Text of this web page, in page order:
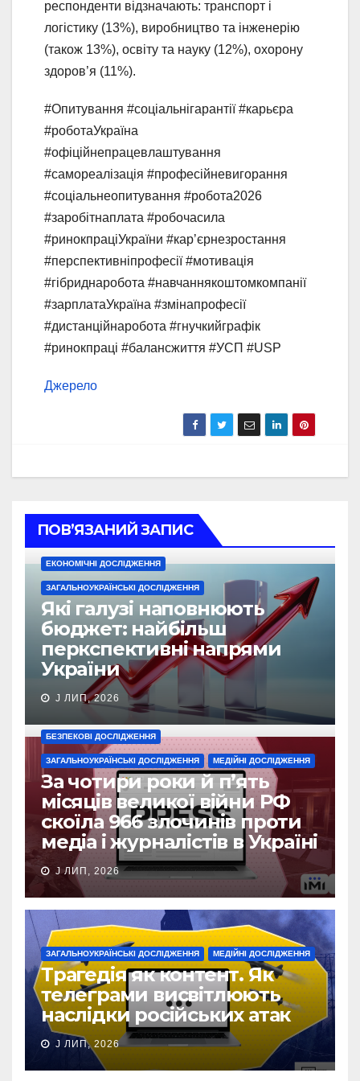
респонденти відзначають: транспорт і
логістику (13%), виробництво та інженерію
(також 13%), освіту та науку (12%), охорону
здоров’я (11%).
#Опитування #соціальнігарантії #карьєра
#роботаУкраїна
#офіційнепрацевлаштування
#самореалізація #професійневигорання
#соціальнеопитування #робота2026
#заробітнаплата #робочасила
#ринокпраціУкраїни #карʼєрнезростання
#перспективніпрофесії #мотивація
#гібриднаробота #навчаннякоштомкомпанії
#зарплатаУкраїна #змінапрофесії
#дистанційнаробота #гнучкийграфік
#ринокпраці #балансжиття #УСП #USP
Джерело
ПОВ’ЯЗАНИЙ ЗАПИС
ЕКОНОМІЧНІ ДОСЛІДЖЕННЯ
ЗАГАЛЬНОУКРАЇНСЬКІ ДОСЛІДЖЕННЯ
Які галузі наповнюють
бюджет: найбільш
перкспективні напрями
України
J ЛИП, 2026
БЕЗПЕКОВІ ДОСЛІДЖЕННЯ
ЗАГАЛЬНОУКРАЇНСЬКІ ДОСЛІДЖЕННЯ МЕДІЙНІ ДОСЛІДЖЕННЯ
За чотири роки й п’ять
місяців великої війни РФ
скоїла 966 злочинів проти
медіа і журналістів в Україні
J ЛИП, 2026
ЗАГАЛЬНОУКРАЇНСЬКІ ДОСЛІДЖЕННЯ МЕДІЙНІ ДОСЛІДЖЕННЯ
Трагедія як контент. Як
телеграми висвітлюють
наслідки російських атак
J ЛИП, 2026